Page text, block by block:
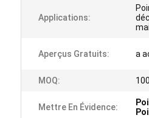
Applications:
Aperçus Gratuits: a
MOQ:
Mettre En Évidence: